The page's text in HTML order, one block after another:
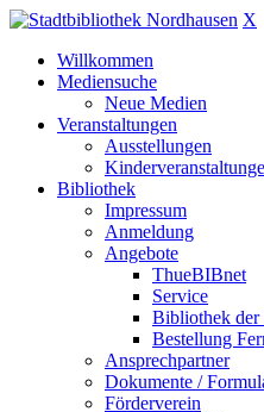
X
Willkommen
Mediensuche
Neue Medien
Veranstaltungen
Ausstellungen
Bibliothek
Impressum
Anmeldung
Angebote
ThueBIBnet
Service
Bibliothek der
Bestellung
Ansprechpartner
Dokumente /
Förderverein